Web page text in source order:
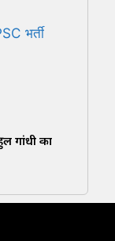
गांधी का